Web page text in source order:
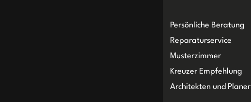
Persönliche Beratung
Reparaturservice
Musterzimmer
Kreuzer Empfehlung
Architekten und Planer